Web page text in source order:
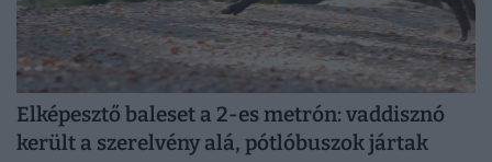
Elképesztő baleset a 2-es metrón: vaddisznó
került a szerelvény alá, pótlóbuszok jártak